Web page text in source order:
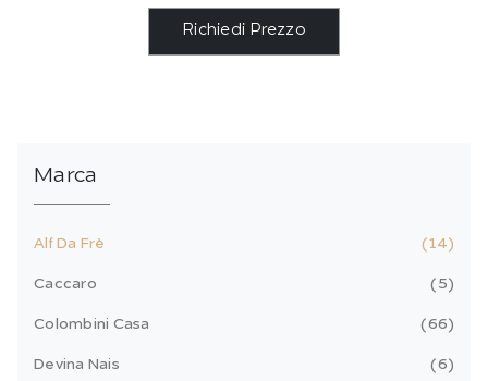
Richiedi Prezzo
Marca
Alf Da Frè 14
Caccaro 5
Colombini Casa 66
Devina Nais 6